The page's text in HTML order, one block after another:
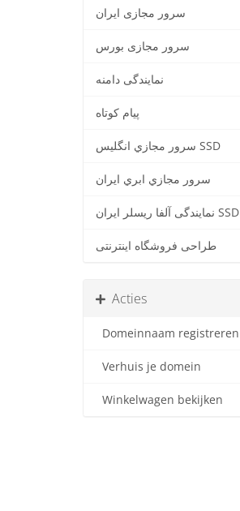
سرور مجازی ایران
سرور مجازی بورس
نمایندگی دامنه
پيام كوتاه
سرور مجازي انگليس SSD
سرور مجازي ابري ايران
نمایندگی آلفا ریسلر ایران SSD
طراحی فروشگاه اینترنتی
Acties
Domeinnaam registreren
Verhuis je domein
Winkelwagen bekijken